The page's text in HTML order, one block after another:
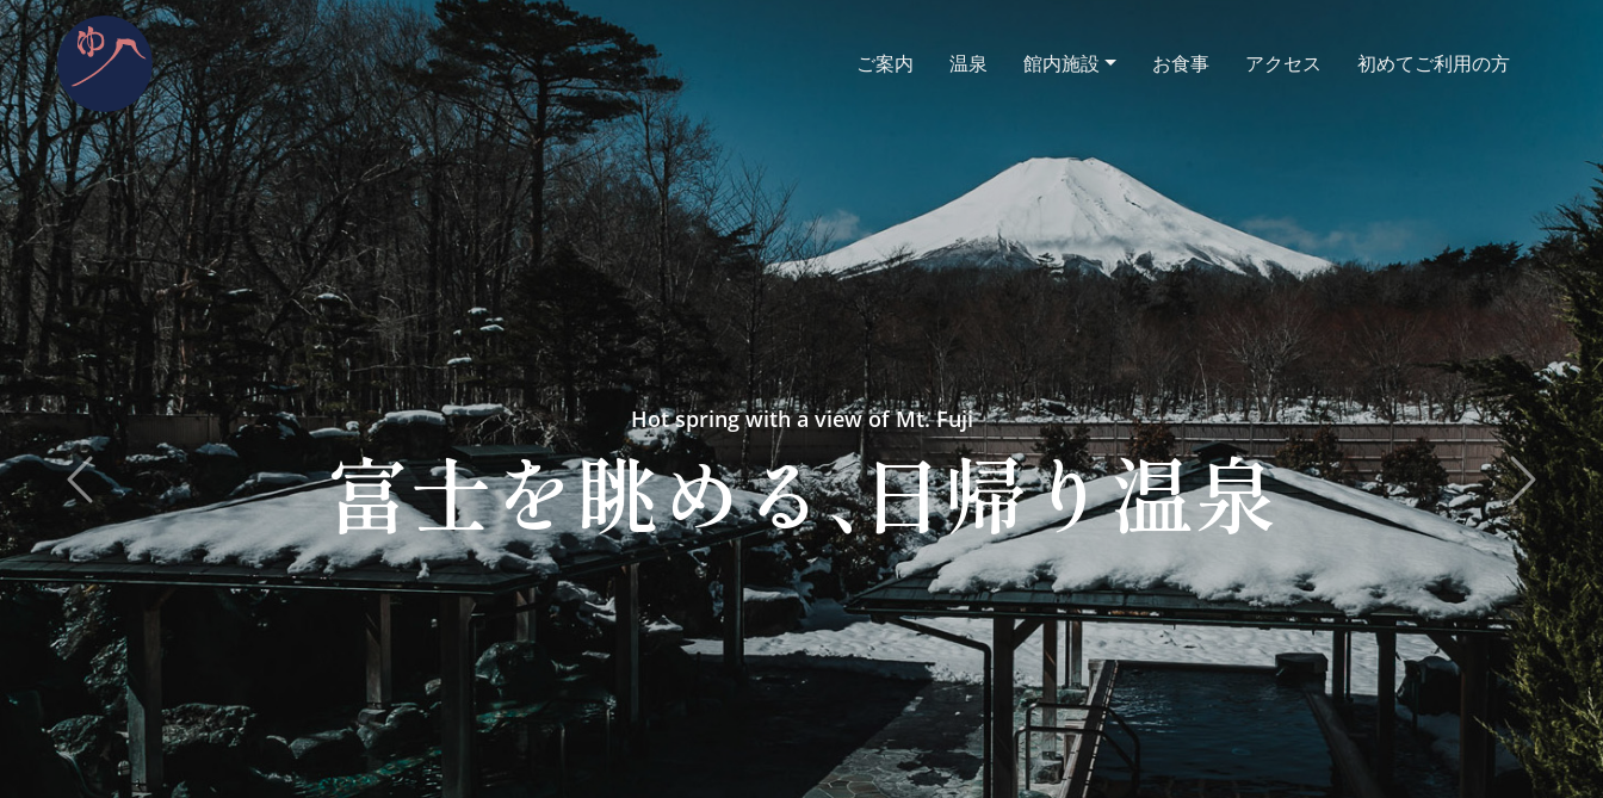
ご案内 温泉 館内施設 お食事 アクセス 初めてご利用の方
Healing space & comfortable time
癒しの空間、心地よい時間。
Previous Next